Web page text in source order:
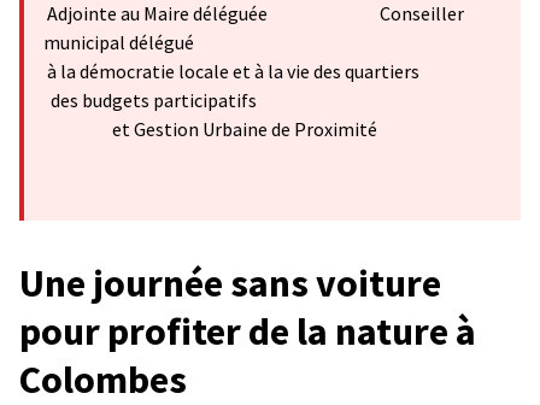
Adjointe au Maire déléguée Conseiller
municipal délégué
à la démocratie locale et à la vie des quartiers
des budgets participatifs
et Gestion Urbaine de Proximité
Une journée sans voiture
pour profiter de la nature à
Colombes